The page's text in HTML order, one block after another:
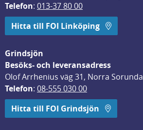
Telefon: 013-37 80 00
Hitta till FOI Linköping
Grindsjön
Besöks- och leveransadress
Olof Arrhenius väg 31, Norra Sorunda
Telefon: 08-555 030 00
Hitta till FOI Grindsjön